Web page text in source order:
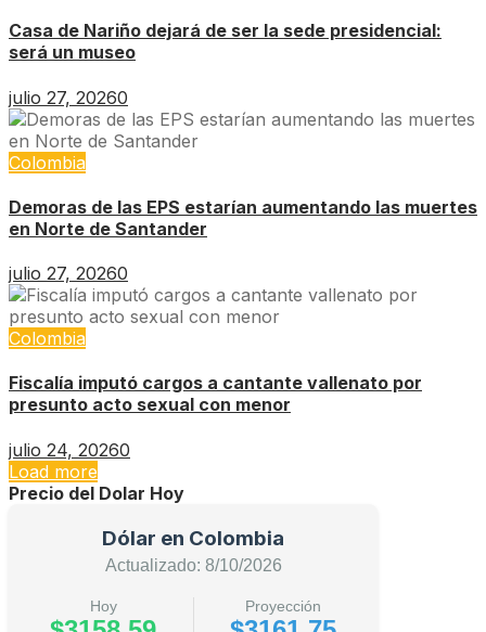
Casa de Nariño dejará de ser la sede presidencial:
será un museo
julio 27, 20260
Colombia
Demoras de las EPS estarían aumentando las muertes
en Norte de Santander
julio 27, 20260
Colombia
Fiscalía imputó cargos a cantante vallenato por
presunto acto sexual con menor
julio 24, 20260
Load more
Precio del Dolar Hoy
Dólar en Colombia
Actualizado: 8/10/2026
Hoy Proyección